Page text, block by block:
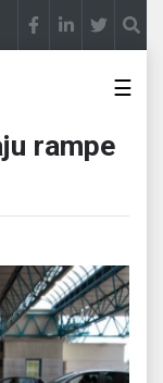
potencijal pretvara
☰
rampe